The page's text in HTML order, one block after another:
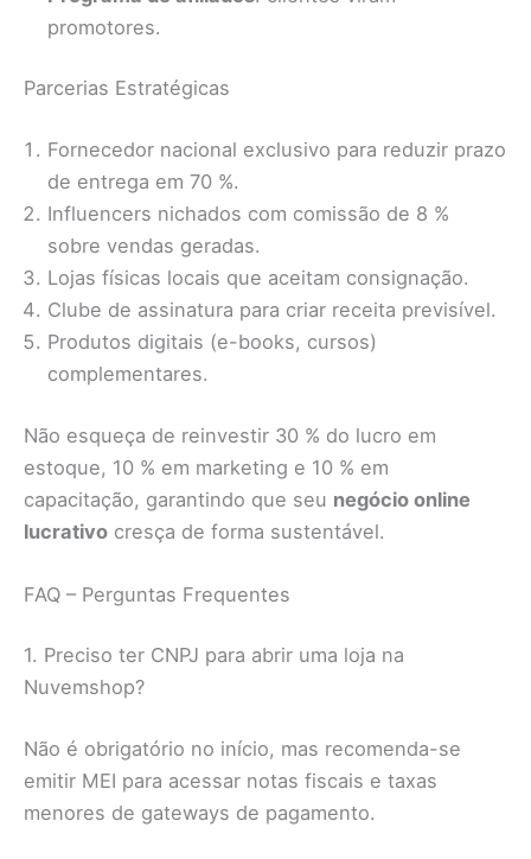
promotores.
Parcerias Estratégicas
Fornecedor nacional exclusivo para reduzir prazo
de entrega em 70 %.
Influencers nichados com comissão de 8 %
sobre vendas geradas.
Lojas físicas locais que aceitam consignação.
Clube de assinatura para criar receita previsível.
Produtos digitais (e-books, cursos)
complementares.
Não esqueça de reinvestir 30 % do lucro em
estoque, 10 % em marketing e 10 % em
capacitação, garantindo que seu negócio online
lucrativo cresça de forma sustentável.
FAQ – Perguntas Frequentes
1. Preciso ter CNPJ para abrir uma loja na
Nuvemshop?
Não é obrigatório no início, mas recomenda-se
emitir MEI para acessar notas fiscais e taxas
menores de gateways de pagamento.